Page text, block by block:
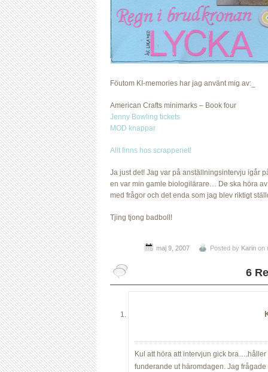
Föutom KI-memories har jag använt mig av:_
American Crafts minimarks – Book four
Jenny Bowling tickets
MOD knappar
Allt finns hos scrapperiet!
Ja just det! Jag var på anställningsintervju igår
en var min gamle biologilärare… De ska höra
med frågor och det enda som jag blev riktigt
Tjing tjong badboll!
maj 9, 2007 Posted by Karin on
6
Kul att höra att intervjun gick
funderande ut häromdagen. Jag